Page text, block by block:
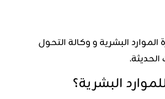
البشرية و وكالة التحول
البشرية؟